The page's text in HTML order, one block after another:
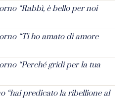
“Rabbì, è bello per noi
“Ti ho amato di amore
“Perché gridi per la tua
“hai predicato la ribellione al